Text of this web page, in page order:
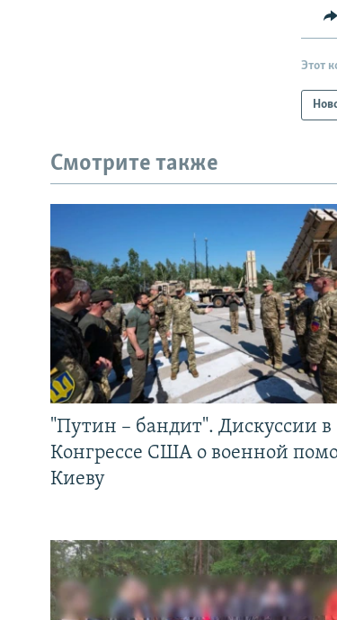
Этот
Смотрите также
"Путин – бандит". Дискуссии в
Конгрессе США о военной
Киеву